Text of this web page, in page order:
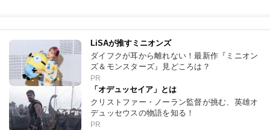
LiSAが推すミニオンズ
ダイフクが耳から離れない！最新作『ミニオン
ズ＆モンスターズ』見どころは？
PR
「オデュッセイア」とは
クリストファー・ノーラン監督が挑む、英雄オ
デュッセウスの物語を知る！
PR